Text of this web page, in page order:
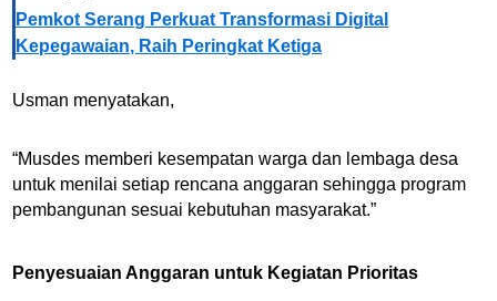
Pemkot Serang Perkuat Transformasi Digital
Kepegawaian, Raih Peringkat Ketiga
Usman menyatakan,
“Musdes memberi kesempatan warga dan lembaga desa
untuk menilai setiap rencana anggaran sehingga program
pembangunan sesuai kebutuhan masyarakat.”
Penyesuaian Anggaran untuk Kegiatan Prioritas